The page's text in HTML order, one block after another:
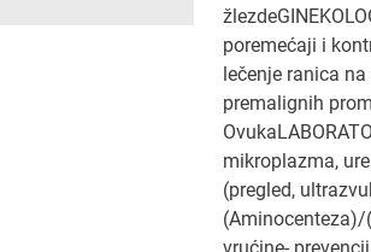
poremećaji i
lečenje ranica
premalignih
mikroplazma,
(pregled,
(Aminocenteza)/